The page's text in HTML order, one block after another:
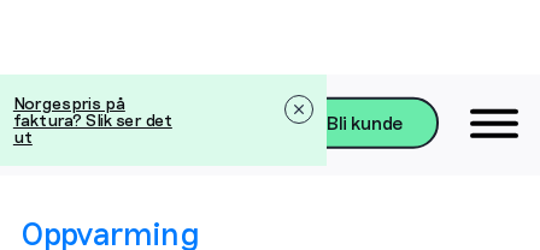
Norgespris på
faktura? Slik ser det
ut
Bli kunde
Oppvarming